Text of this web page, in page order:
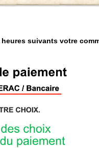
suivants votre